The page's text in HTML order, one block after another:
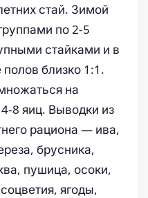
стай. Зимой
по 2-5
стайками и в
близко 1:1.
на
8 яиц. Выводки из
рациона — ива,
брусника,
пушица, осоки,
ягоды,